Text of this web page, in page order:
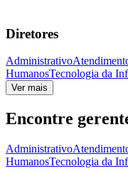
Diretores
Administrativo
HumanosTecnologia da
Ver mais
Encontre
Administrativo
HumanosTecnologia da